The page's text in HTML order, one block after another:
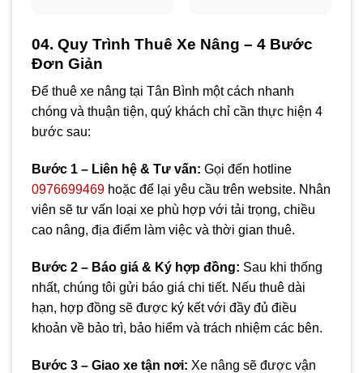
04. Quy Trình Thuê Xe Nâng – 4 Bước
Đơn Giản
Để thuê xe nâng tại Tân Bình một cách nhanh
chóng và thuận tiện, quý khách chỉ cần thực hiện 4
bước sau:
Bước 1 – Liên hệ & Tư vấn: Gọi đến hotline
0976699469 hoặc để lại yêu cầu trên website. Nhân
viên sẽ tư vấn loại xe phù hợp với tải trọng, chiều
cao nâng, địa điểm làm việc và thời gian thuê.
Bước 2 – Báo giá & Ký hợp đồng: Sau khi thống
nhất, chúng tôi gửi báo giá chi tiết. Nếu thuê dài
hạn, hợp đồng sẽ được ký kết với đầy đủ điều
khoản về bảo trì, bảo hiểm và trách nhiệm các bên.
Bước 3 – Giao xe tận nơi: Xe nâng sẽ được vận